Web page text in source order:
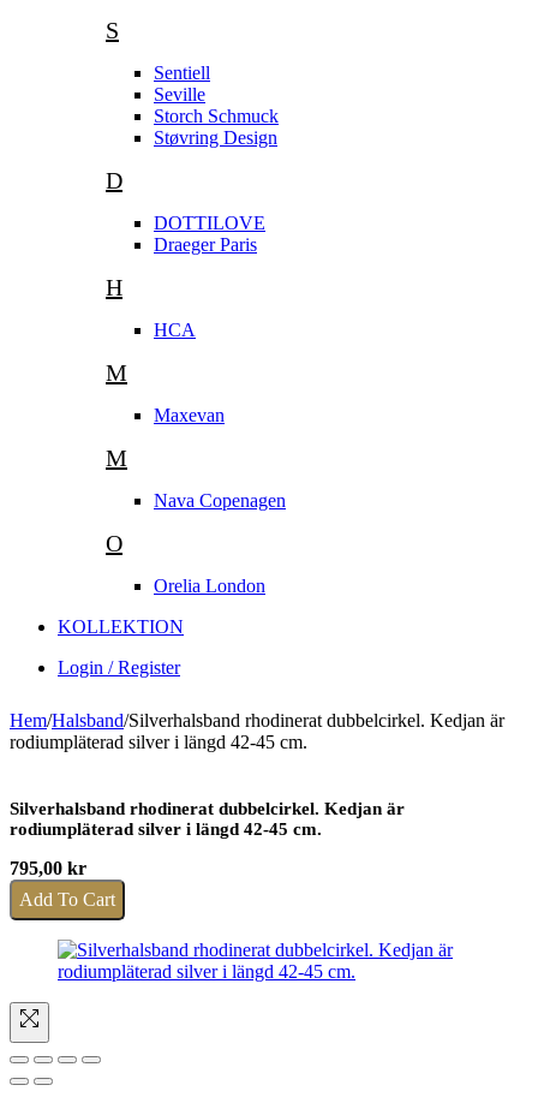
S
Sentiell
Seville
Storch Schmuck
Støvring Design
D
DOTTILOVE
Draeger Paris
H
HCA
M
Maxevan
M
Nava Copenagen
O
Orelia London
KOLLEKTION
Login / Register
Hem/Halsband/Silverhalsband rhodinerat dubbelcirkel. Kedjan är
rodiumpläterad silver i längd 42-45 cm.
Silverhalsband rhodinerat dubbelcirkel. Kedjan är
rodiumpläterad silver i längd 42-45 cm.
795,00 kr
Add To Cart